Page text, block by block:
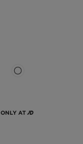
ONLY AT